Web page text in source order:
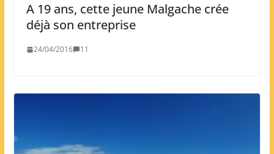
A 19 ans, cette jeune Malgache crée
déjà son entreprise
24/04/2016 11